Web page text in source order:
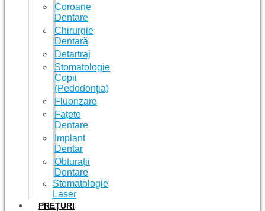
Coroane
Dentare
Chirurgie
Dentară
Detartraj
Stomatologie
Copii
(Pedodonţia)
Fluorizare
Fațete
Dentare
Implant
Dentar
Obturații
Dentare
Stomatologie
Laser
PREȚURI